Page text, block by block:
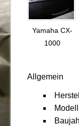
Yamaha CX-
1000
Allgemein